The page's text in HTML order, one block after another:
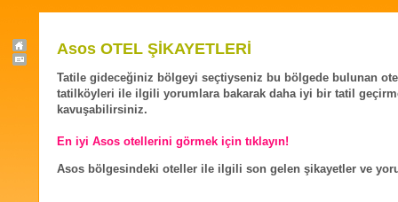
Asos OTEL ŞİKAYETLERİ
Tatile gideceğiniz bölgeyi seçtiyseniz bu bölgede bulunan
tatilköyleri ile ilgili yorumlara bakarak daha iyi bir tatil
kavuşabilirsiniz.
En iyi Asos otellerini görmek için tıklayın!
Asos bölgesindeki oteller ile ilgili son gelen şikayetler ve